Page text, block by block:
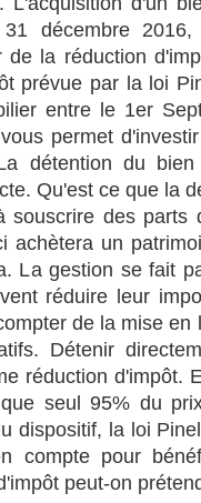
décembre 2016,
de la réduction
prévue par la loi
entre le 1er
permet
détention du
Qu'est ce que la
souscrire des parts
achètera un
La gestion se fait
réduire leur
de la mise en
Détenir
réduction d'impôt.
seul 95% du
dispositif, la loi
compte pour
peut-on